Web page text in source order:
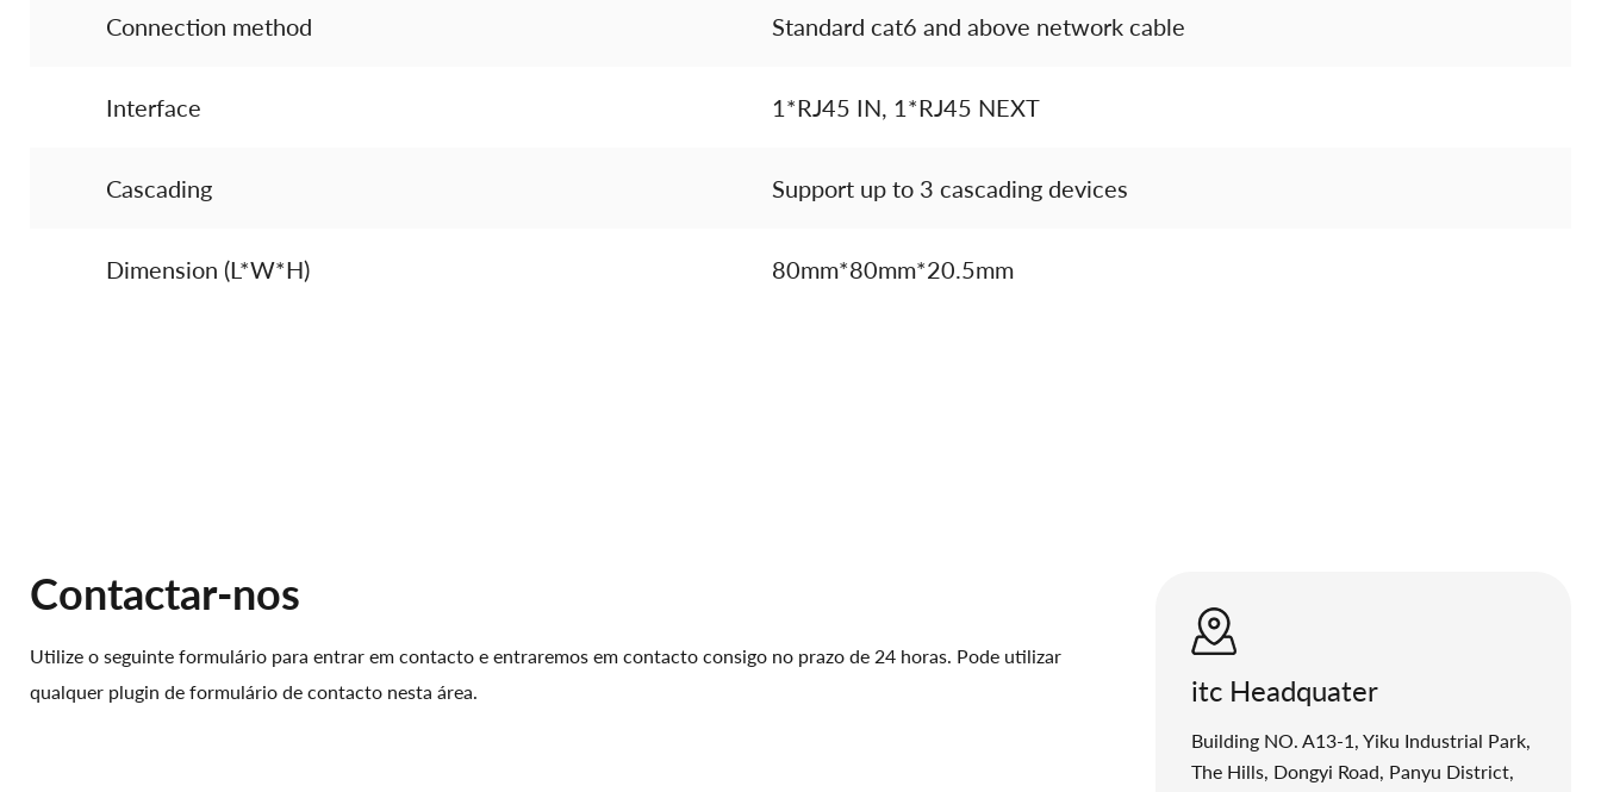
Connection method Standard cat6 and above network cable
Interface 1*RJ45 IN, 1*RJ45 NEXT
Cascading Support up to 3 cascading devices
Dimension (L*W*H) 80mm*80mm*20.5mm
Contactar-nos
Utilize o seguinte formulário para entrar em contacto e entraremos em contacto consigo no prazo de 24 horas. Pode utilizar
qualquer plugin de formulário de contacto nesta área.
itc Headquater
Building NO. A13-1, Yiku Industrial Park,
The Hills, Dongyi Road, Panyu District,